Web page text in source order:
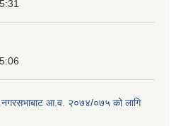
नगरसभाबाट आ.व. २०७४/०७५ को लागि